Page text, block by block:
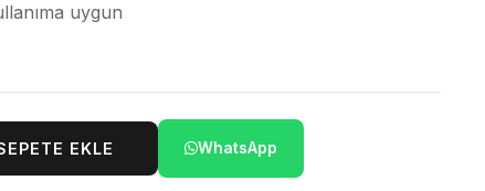
uygun
EKLE WhatsApp